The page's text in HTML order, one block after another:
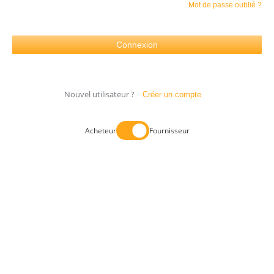
Mot de passe oublié ?
Nouvel utilisateur ? Créer un compte
Acheteur Fournisseur